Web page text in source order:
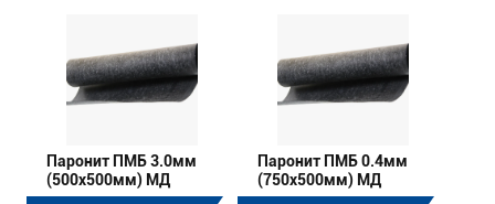
Паронит ПМБ 3.0мм
(500х500мм) МД
Паронит ПМБ 0.4мм
(750х500мм) МД